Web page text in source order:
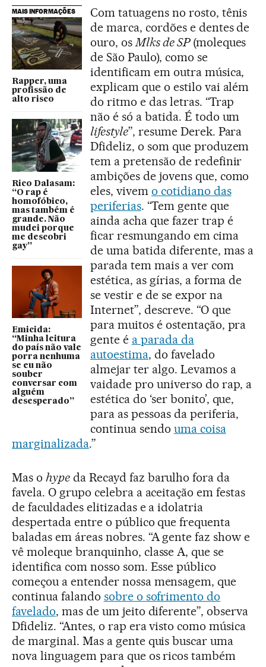
MAIS INFORMAÇÕES
Rapper, uma
profissão de
alto risco
Rico Dalasam:
“O rap é
homofóbico,
mas também é
grande. Não
mudei porque
me descobri
gay”
Emicida:
“Minha leitura
do país não vale
porra nenhuma
se eu não
souber
conversar com
alguém
desesperado”
Com tatuagens no rosto, tênis
de marca, cordões e dentes de
ouro, osMlks de SP(moleques
de São Paulo), como se
identificam em outra música,
explicam que o estilo vai além
do ritmo e das letras. “Trap
não é só a batida. É todo um
lifestyle”, resume Derek. Para
Dfideliz, o som que produzem
tem a pretensão de redefinir
ambições de jovens que, como
eles, vivem o cotidiano das
periferias. “Tem gente que
ainda acha que fazer trap é
ficar resmungando em cima
de uma batida diferente, mas a
parada tem mais a ver com
estética, as gírias, a forma de
se vestir e de se expor na
Internet”, descreve. “O que
para muitos é ostentação, pra
gente é a parada da
autoestima, do favelado
almejar ter algo. Levamos a
vaidade pro universo do rap, a
estética do ‘ser bonito’, que,
para as pessoas da periferia,
continua sendo uma coisa
marginalizada.”
Mas o hypeda Recayd faz barulho fora da
favela. O grupo celebra a aceitação em festas
de faculdades elitizadas e a idolatria
despertada entre o público que frequenta
baladas em áreas nobres. “A gente faz show e
vê moleque branquinho, classe A, que se
identifica com nosso som. Esse público
começou a entender nossa mensagem, que
continua falando sobre o sofrimento do
favelado, mas de um jeito diferente”, observa
Dfideliz. “Antes, o rap era visto como música
de marginal. Mas a gente quis buscar uma
nova linguagem para que os ricos também